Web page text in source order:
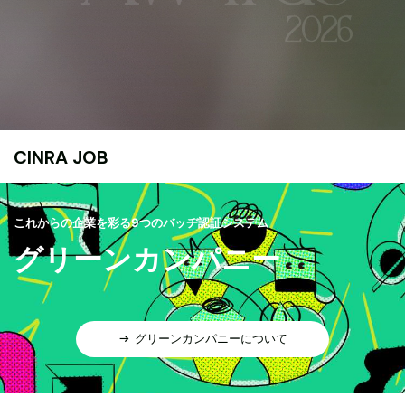
CINRA JOB
これからの企業を彩る9つのバッヂ認証システム
グリーンカンパニー
グリーンカンパニーについて